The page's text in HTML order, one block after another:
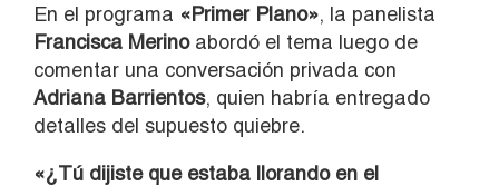
En el programa «Primer Plano», la panelista
Francisca Merinoabordó el tema luego de
comentar una conversación privada con
Adriana Barrientos, quien habría entregado
detalles del supuesto quiebre.
«¿Tú dijiste que estaba llorando en el